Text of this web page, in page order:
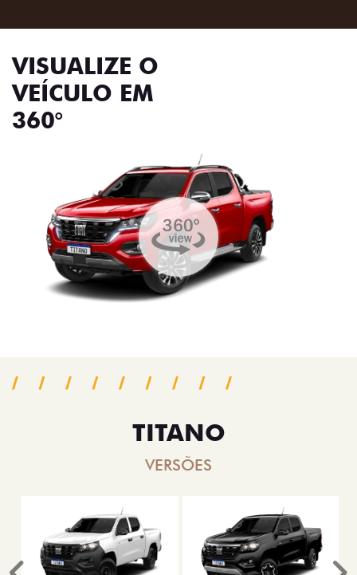
VISUALIZE O
VEÍCULO EM
360°
TITANO
VERSÕES